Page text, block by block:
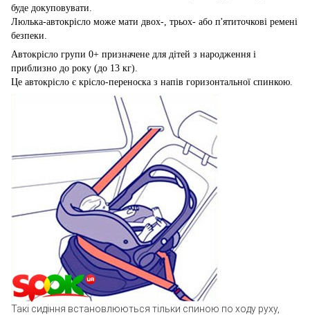
буде докуповувати.
Люлька-автокрісло може мати двох-, трьох- або п'ятиточкові ремені
безпеки.
Автокрісло групи 0+ призначене для дітей з народження і
приблизно до року (до 13 кг).
Це автокрісло є крісло-переноска з напів горизонтальної спинкою.
Такі сидіння встановлюються тільки спиною по ходу руху,